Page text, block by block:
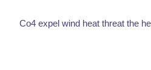
: Co4 expel wind heat threat the